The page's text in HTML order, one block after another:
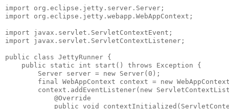
import org.eclipse.jetty.server.Server;
import org.eclipse.jetty.webapp.WebAppContext;
import javax.servlet.ServletContextEvent;
import javax.servlet.ServletContextListener;
public class JettyRunner {
    public static int start() throws Exception {
        Server server = new Server(0);
final WebAppContext context = new
context.addEventListener(new
            @Override
public void